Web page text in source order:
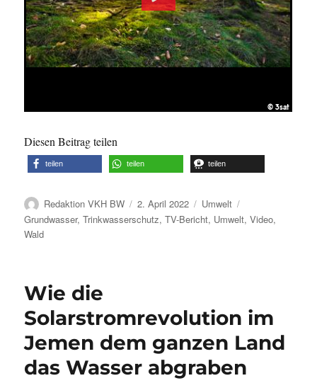
Diesen Beitrag teilen
teilen teilen teilen
Autor
Redaktion VKH BW
Veröffentlicht
am
2. April 2022 Kategorien
Umwelt
Grundwasser,Trinkwasserschutz,TV-Bericht, Umwelt,Video,
Wald
Wie die
Solarstromrevolution im
Jemen dem ganzen Land
das Wasser abgraben